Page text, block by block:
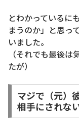
とわかっているに
まうのか」と思っ
いました。
（それでも最後
たが）
マジで（元）
相手にされな